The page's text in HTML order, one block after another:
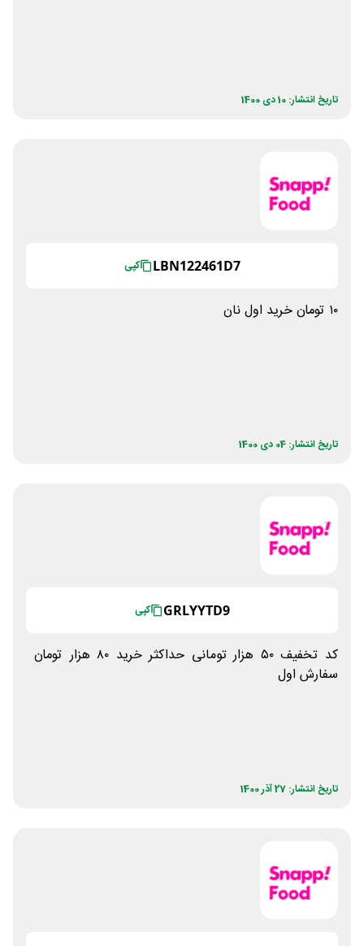
تاریخ انتشار: 10 دی 1400
LBN122461D7 کپی
۱۰ تومان خرید اول نان
تاریخ انتشار: 04 دی 1400
GRLYYTD9 کپی
کد تخفیف ۵۰ هزار تومانی حداکثر خرید ۸۰ هزار تومان
سفارش اول
تاریخ انتشار: 27 آذر 1400